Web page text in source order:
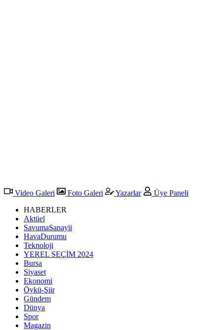
Video Galeri Foto Galeri Yazarlar
Üye Paneli
HABERLER
Aktüel
SavumaSanayii
HavaDurumu
Teknoloji
YEREL SEÇİM 2024
Bursa
Siyaset
Ekonomi
Öykü-Şiir
Gündem
Dünya
Spor
Magazin